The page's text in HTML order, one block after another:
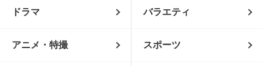
ドラマ バラエティ
アニメ・特撮 スポーツ